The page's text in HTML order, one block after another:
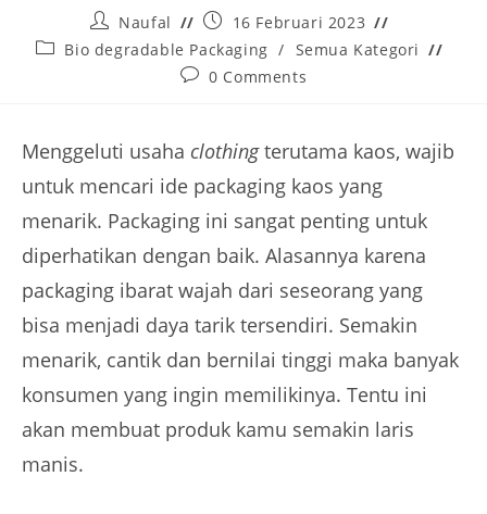
Naufal
16 Februari 2023
Bio degradable Packaging / Semua Kategori
0 Comments
Menggeluti usaha clothingterutama kaos, wajib
untuk mencari ide packaging kaos yang
menarik. Packaging ini sangat penting untuk
diperhatikan dengan baik. Alasannya karena
packaging ibarat wajah dari seseorang yang
bisa menjadi daya tarik tersendiri. Semakin
menarik, cantik dan bernilai tinggi maka banyak
konsumen yang ingin memilikinya. Tentu ini
akan membuat produk kamu semakin laris
manis.